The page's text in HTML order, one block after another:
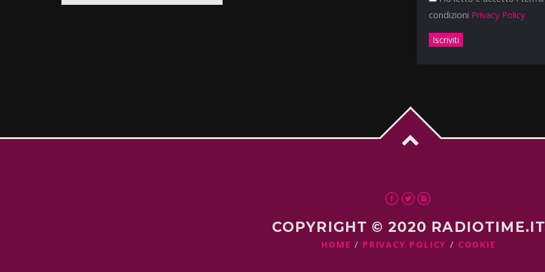
condizioni Privacy Policy
COPYRIGHT © 2020
HOME PRIVACY POLICY COOKIE